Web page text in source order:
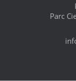
Parc